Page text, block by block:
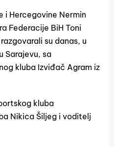
i Hercegovine Nermin
Federacije BiH Toni
su danas, u
Sarajevu, sa
kluba Izviđač Agram iz
kluba
Nikica Šiljeg i voditelj